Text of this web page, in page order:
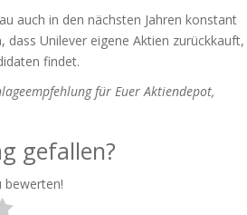
auch in den nächsten Jahren konstant
Unilever eigene Aktien zurückkauft,
findet.
für Euer Aktiendepot,
gefallen?
bewerten!